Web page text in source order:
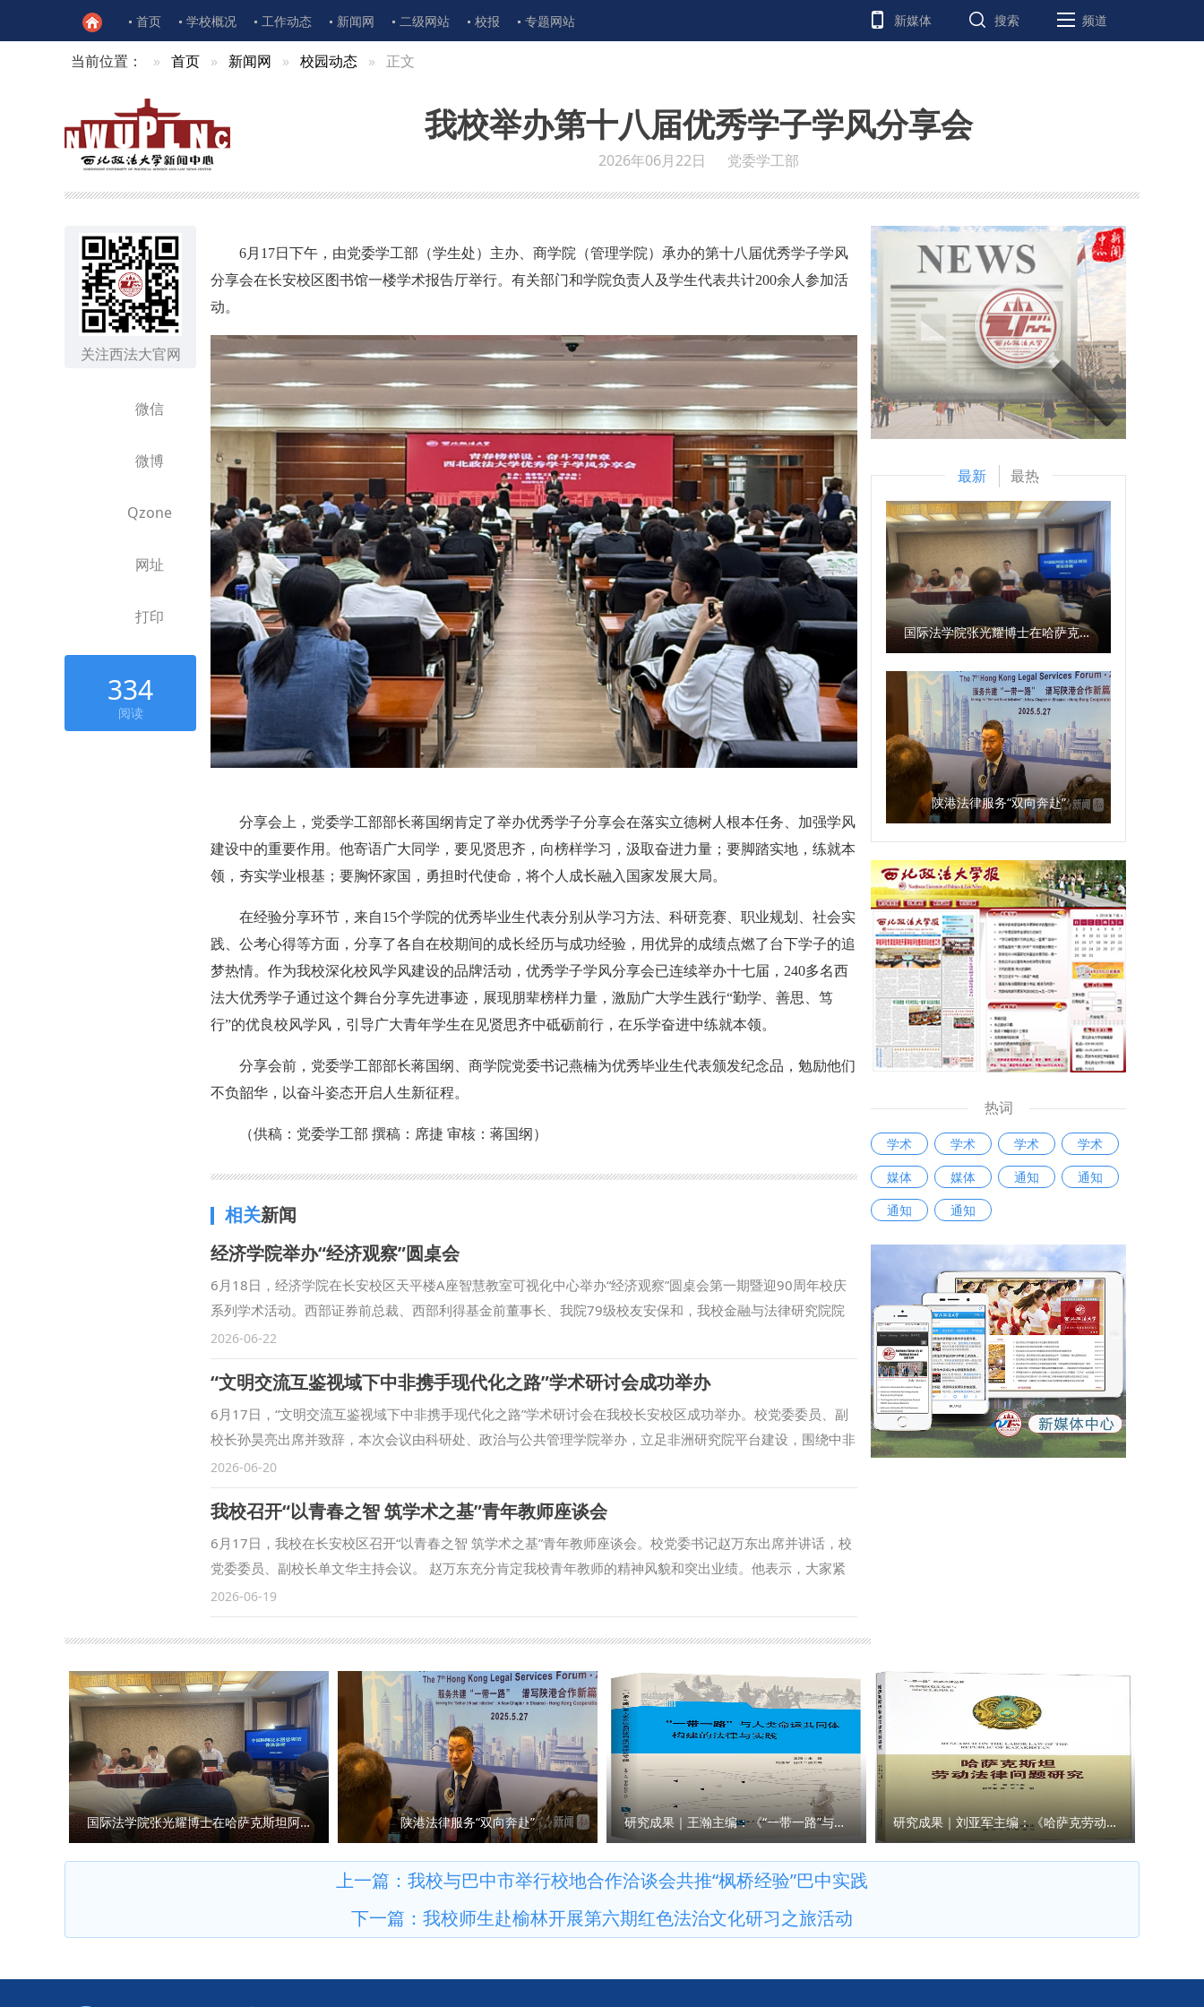
首页 学校概况 工作动态 新闻网 二级网站 校报 专题网站 新媒体 搜索 频道
当前位置： 首页 新闻网 校园动态 正文
我校举办第十八届优秀学子学风分享会
2026年06月22日 党委学工部
关注西法大官网
微信
微博
Qzone
网址
打印
334
阅读
6月17日下午，由党委学工部（学生处）主办、商学院（管理学院）承办的第十八届优秀学子学风
分享会在长安校区图书馆一楼学术报告厅举行。有关部门和学院负责人及学生代表共计200余人参加活
动。
分享会上，党委学工部部长蒋国纲肯定了举办优秀学子分享会在落实立德树人根本任务、加强学风
建设中的重要作用。他寄语广大同学，要见贤思齐，向榜样学习，汲取奋进力量；要脚踏实地，练就本
领，夯实学业根基；要胸怀家国，勇担时代使命，将个人成长融入国家发展大局。
在经验分享环节，来自15个学院的优秀毕业生代表分别从学习方法、科研竞赛、职业规划、社会实
践、公考心得等方面，分享了各自在校期间的成长经历与成功经验，用优异的成绩点燃了台下学子的追
梦热情。作为我校深化校风学风建设的品牌活动，优秀学子学风分享会已连续举办十七届，240多名西
法大优秀学子通过这个舞台分享先进事迹，展现朋辈榜样力量，激励广大学生践行“勤学、善思、笃
行”的优良校风学风，引导广大青年学生在见贤思齐中砥砺前行，在乐学奋进中练就本领。
分享会前，党委学工部部长蒋国纲、商学院党委书记燕楠为优秀毕业生代表颁发纪念品，勉励他们
不负韶华，以奋斗姿态开启人生新征程。
（供稿：党委学工部 撰稿：席捷 审核：蒋国纲）
相关新闻
经济学院举办“经济观察”圆桌会
6月18日，经济学院在长安校区天平楼A座智慧教室可视化中心举办“经济观察”圆桌会第一期暨迎90周年校庆
系列学术活动。西部证券前总裁、西部利得基金前董事长、我院79级校友安保和，我校金融与法律研究院院
长强力，以及来自西部证券、开源证券、新时代资本、磐石基金、沃特集团、北京通商律师事务所、泰和泰律
师事务所、兴业银行、山东泰安银行的22位嘉宾和在校师生现场交流，共同研讨。 经济学院院长王胜利致欢
迎辞，对各位嘉宾的到来表示欢迎，并对多年来支持学院人才培养工作和事业发展的校友和实务领域专家表示
感谢。 强力教授作题为《金融法（草案）修订逻辑、核心思想与完善路径》的报告。从金融法的制定背景到
金融法的体系结构，从金融法的主体内容到修改建议，强力教授系统梳理了此次金融法修订的整体脉络，结合
自身多年金融法研究经验提出了具体的学术观点。 安保和以《法学与经济学融合的底层逻辑及业务实践探
索》为题作分享，结合多年从业经历分析了当前国内资本市场的发展特征与运行逻辑，从实务层面分享了投资
决策等方面的经验，为以实践为导向培养人才提出宝贵建议。 交流环节中，在场嘉宾围绕金融法修订的实务
问题、资本市场改革的经法协同等议题展开充分讨论，现场气氛热烈。经济学院党委书记李建梅对活动进行总
结，她表示，本次圆桌会立足经法融合的学科特色，打通了理论研究与实务实践的交流通道，搭建了多元思想
2026-06-22
“文明交流互鉴视域下中非携手现代化之路”学术研讨会成功举办
6月17日，“文明交流互鉴视域下中非携手现代化之路”学术研讨会在我校长安校区成功举办。校党委委员、副
校长孙昊亮出席并致辞，本次会议由科研处、政治与公共管理学院举办，立足非洲研究院平台建设，围绕中非
现代化共建、经贸合作、公共安全、民生发展等领域开展多维度研讨。 孙昊亮在致辞中表示，中非交往是文
明间的对话，文明互鉴精神是在现代化进程中焕发出的新光彩，政治与公共管理学院充分发挥优势，深度融合
政治学治理视角与完整法学学科体系，将非洲研究院平台建设嵌入学院学科发展、人才培育、咨政研究全过
程，持续完善运行机制、拓展研究维度、丰富学术成果，循序渐进塑强特色品牌智库，期盼与会专家畅抒真
知、建言献策，共研共谋中非深度合作新路径，以文明互鉴扬风帆，以友好协作划双桨，同心携手奔赴中非共
同现代化之路。 主旨发言阶段，与会学者就中非现代化共识与协同发展前景、民间商会助力中非命运共同体
的实践路径、中非合作框架下我国在非安全利益协作保护机制及我校非洲研究院建设与布局展望等交流观点。
吉布提青年学者布尔汉·阿卜迪、湖北省非洲民间商会书记严雄、在非中资企业广州博美瑞国际贸易有限公司
公共管理学院 撰稿：梁娟娟 审核：李小巍）
2026-06-20
我校召开“以青春之智 筑学术之基”青年教师座谈会
6月17日，我校在长安校区召开“以青春之智 筑学术之基”青年教师座谈会。校党委书记赵万东出席并讲话，校
党委委员、副校长单文华主持会议。 赵万东充分肯定我校青年教师的精神风貌和突出业绩。他表示，大家紧
盯学术前沿，坚持问题导向，深耕科研创新，产出了一批高水平成果，为学校内涵建设提供了有力支持。他强
调，针对青年教师提出的急难愁盼问题和意见建议，各部门要认真听取、跟踪推动、全力解决，进一步提升人
才服务水平，加大科研创新支持保障力度，完善青年人才培育机制，全面助力青年教师成长发展。他勉励青年
教师，要立足国家重大战略和地方发展需求，深化有组织科研，促进学术研究提质增效；要善于运用新兴技术
赋能教育教学，不断增强育人实效；要严守学术准则，涵养优良师德师风；要主动融入学校发展大局，以优异
实绩献礼90周年校庆，为推动学校高质量发展贡献更大力量。 单文华在主持会议时表示，青年教师是学校事
业发展的生力军，学校将持续拓宽沟通交流渠道，倾听青年教师发展诉求，聚力破解青年教师成长发展中的堵
点难点。希望广大青年教师立足岗位、锐意进取，以青春之智筑牢学术之基，积极为学校改革发展建言献策。
与会青年教师代表分享各自科研成长经验，梳理遇到的瓶颈难题，并围绕强化有组织科研、完善课题申报指
导、优化考核评价机制、畅通资源对接渠道、搭建学术交流平台等方面提出意见建议。 相关职能部门负责
人，各教学科研单位教师代表参加座谈。 （供稿：科研处 撰稿：吕叔阳 审核：倪楠）
2026-06-19
最新 最热
国际法学院张光耀博士在哈萨克斯坦阿拉木图开展科研与社会服务活动
陕港法律服务“双向奔赴”
热词
学术 学术 学术
学术
媒体
媒体 通知
通知
通知
通知
国际法学院张光耀博士在哈萨克斯坦阿拉木图开展科研与社会服务活动 陕港法律服务“双向奔赴” 研究成果｜王瀚主编：《“一带一路”与人类命运共同体构建的法律与实践》 研究成果｜刘亚军主编：《哈萨克劳动法律问题研究》
上一篇： 我校与巴中市举行校地合作洽谈会共推“枫桥经验”巴中实践
下一篇： 我校师生赴榆林开展第六期红色法治文化研习之旅活动